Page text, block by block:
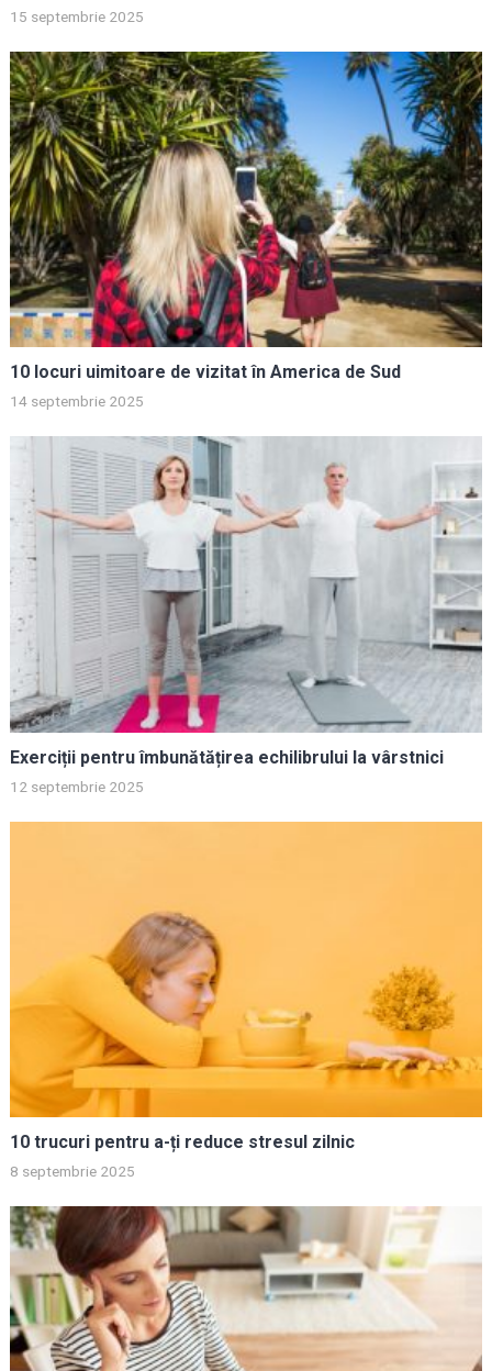
15 septembrie 2025
10 locuri uimitoare de vizitat în America de Sud
14 septembrie 2025
Exerciții pentru îmbunătățirea echilibrului la vârstnici
12 septembrie 2025
10 trucuri pentru a-ți reduce stresul zilnic
8 septembrie 2025